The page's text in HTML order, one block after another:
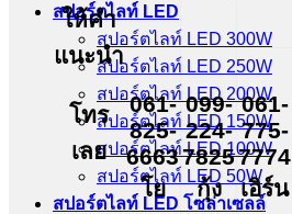
สปอร์ตไลท์ LED
สปอร์ตไลท์ LED 300W
สปอร์ตไลท์ LED 250W
สปอร์ตไลท์ LED 200W
สปอร์ตไลท์ LED 150W
สปอร์ตไลท์ LED 100W
สปอร์ตไลท์ LED 50W
สปอร์ตไลท์ LED โซล่าเซลล์
ให้คำ
แนะนำ
โทร
เลย
061-
825-
6663
โย
099-
224-
7825
กุ้ง
061-
775-
7774
เอิร์น